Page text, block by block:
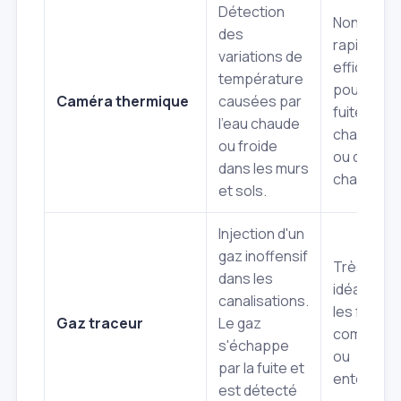
Caméra thermique
Détection
des
variations de
température
causées par
l'eau chaude
ou froide
dans les murs
et sols.
Non
rapide,
efficace
pour les
fuites de
chauffage
ou d'eau
chaude.
Gaz traceur
Injection d'un
gaz inoffensif
dans les
canalisations.
Le gaz
s'échappe
par la fuite et
est détecté
Très
idéal pour
les fuites
ou